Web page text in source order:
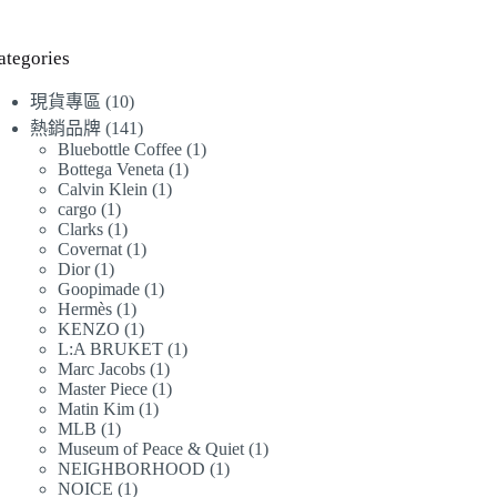
現貨專區 1010
個
產
品
熱銷品牌 141141
個
產
品
Bluebottle Coffee 11
Bottega Veneta 11
Calvin Klein 11
cargo 11
個
產
品
Clarks 11
個
產
品
Covernat 11
產
品
Dior 11
個
產
品
Goopimade 11
產
品
Hermès 11
個
產
品
KENZO 11
個
產
品
L:A BRUKET 11
Marc Jacobs 11
個
品
Master Piece 11
品
Matin Kim 11
產
MLB 11
個
產
Museum of Peace & Quiet 11
NEIGHBORHOOD 11
NOICE 11